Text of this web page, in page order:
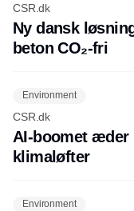
CSR.dk
Ny dansk
beton CO₂-fri
Environment
CSR.dk
AI-boomet æder
klimaløfter
Environment